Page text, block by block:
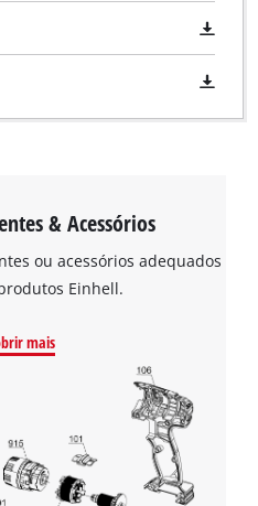
do seu consentimento para
o serviço Google Maps!
is not permitted to load due
that are not disclosed to the
owner needs to setup
their CMP to add this content
& Acessórios
ou acessórios adequados
Einhell.
mais